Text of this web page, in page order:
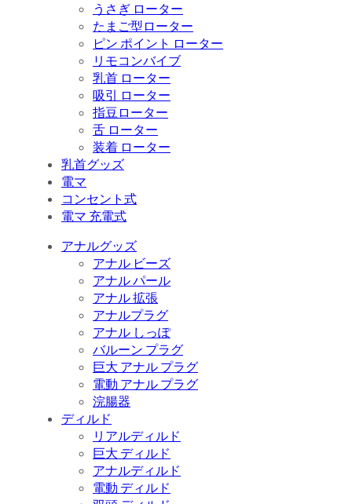
うさぎ ローター
たまご型ローター
ピン ポイント ローター
リモコンバイブ
乳首 ローター
吸引 ローター
指豆ローター
舌 ローター
装着 ローター
乳首グッズ
電マ
コンセント式
電マ 充電式
アナルグッズ
アナル ビーズ
アナル パール
アナル 拡張
アナルプラグ
アナル しっぽ
バルーン プラグ
巨大 アナル プラグ
電動 アナル プラグ
浣腸器
ディルド
リアルディルド
巨大 ディルド
アナルディルド
電動 ディルド